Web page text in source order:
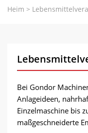
Heim >
Bei Gondor
Anlageideen,
Einzelmaschine bis
maßgeschneiderte